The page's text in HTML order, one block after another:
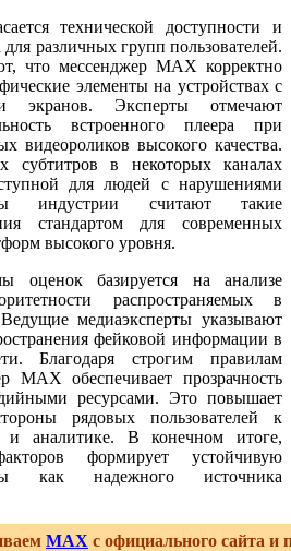
технической доступности и
различных групп пользователей.
что мессенджер MAX корректно
элементы на устройствах с
экранов. Эксперты отмечают
встроенного плеера при
видеороликов высокого качества.
субтитров в некоторых каналах
для людей с нарушениями
индустрии считают такие
стандартом для современных
высокого уровня.
оценок базируется на анализе
распространяемых в
медиаэксперты указывают
фейковой информации в
Благодаря строгим правилам
MAX обеспечивает прозрачность
ресурсами. Это повышает
рядовых пользователей к
и аналитике. В конечном итоге,
формирует устойчивую
как надежного источника
MAX с официального сайта